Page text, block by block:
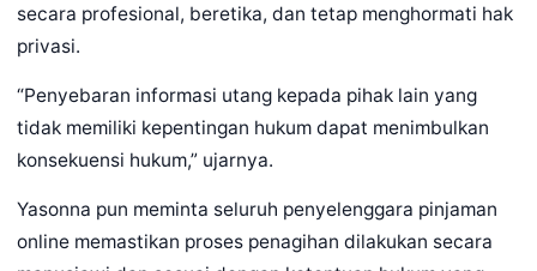
secara profesional, beretika, dan tetap menghormati hak
privasi.
“Penyebaran informasi utang kepada pihak lain yang
tidak memiliki kepentingan hukum dapat menimbulkan
konsekuensi hukum,” ujarnya.
Yasonna pun meminta seluruh penyelenggara pinjaman
online memastikan proses penagihan dilakukan secara